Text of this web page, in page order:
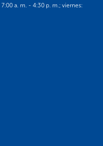
a. m. - 4:30 p. m.; viernes: